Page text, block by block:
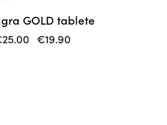
GOLD tablete
25.00 €19.90